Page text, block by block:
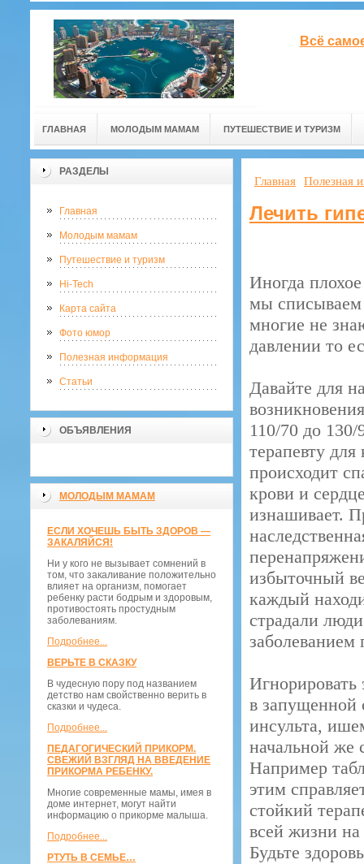
Всё
ГЛАВНАЯ МОЛОДЫМ МАМАМ ПУТЕШЕСТВИЕ И ТУРИЗМ
РАЗДЕЛЫ
Главная
Молодым мамам
Путешествие и туризм
Hi-Tech
Карта сайта
Фото юмор
Полезная информация
Статьи
ОБЪЯВЛЕНИЯ
МОЛОДЫМ МАМАМ
ЕСЛИ ХОЧЕШЬ БЫТЬ ЗДОРОВ —
ЗАКАЛЯЙСЯ!
Ни у кого не вызывает сомнений в
том, что закаливание положительно
влияет на организм, помогает
ребенку расти бодрым и здоровым,
противостоять простудным
заболеваниям.
Подробнее...
ВЕРЬТЕ В СКАЗКУ
В чудесную пору под названием
детство нам свойственно верить в
сказки и чудеса.
Подробнее...
ПЕДАГОГИЧЕСКИЙ ПРИКОРМ.
СВЕЖИЙ ВЗГЛЯД НА ВВЕДЕНИЕ
ПРИКОРМА РЕБЕНКУ.
Многие современные мамы, имея в
доме интернет, могут найти
информацию о прикорме малыша.
Подробнее...
РТУТЬ В СЕМЬЕ…
Главная Полезная
Лечить
Иногда
мы списываем
многие не
давлении то
Давайте для
110/70 до
терапевту
происходит
крови и
изнашивает.
избыточный
каждый
страдали
Игнорировать
в запущенной
инсульта,
начальной же
Например
этим
стойкий
всей жизни
Будьте